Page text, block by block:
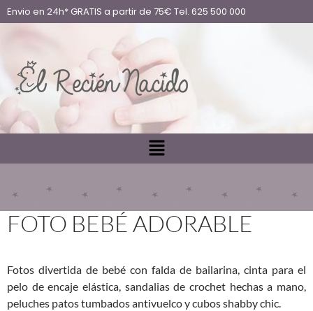
Envio en 24h* GRATIS a partir de 75€ Tel. 625 500 000
FOTO BEBÉ ADORABLE
Fotos divertida de bebé con falda de bailarina, cinta para el
pelo de encaje elástica, sandalias de crochet hechas a mano,
peluches patos tumbados antivuelco y cubos shabby chic.